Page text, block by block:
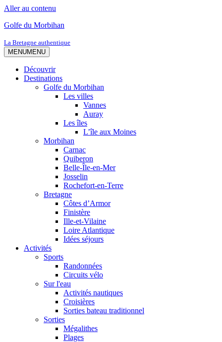
Aller au contenu
Golfe du Morbihan
La Bretagne authentique
MENUMENU
Découvrir
Destinations
Golfe du Morbihan
Les villes
Vannes
Auray
Les îles
L’île aux Moines
Morbihan
Carnac
Quiberon
Belle-Île-en-Mer
Josselin
Rochefort-en-Terre
Bretagne
Côtes d’Armor
Finistère
Ille-et-Vilaine
Loire Atlantique
Idées séjours
Activités
Sports
Randonnées
Circuits vélo
Sur l'eau
Activités nautiques
Croisières
Sorties bateau traditionnel
Sorties
Mégalithes
Plages